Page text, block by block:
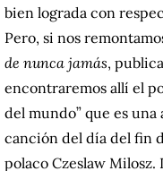
bien lograda con
Pero, si nos
de nunca jamás,
encontraremos allí el
del mundo” que es una
canción del día del fin
polaco Czeslaw Milosz.